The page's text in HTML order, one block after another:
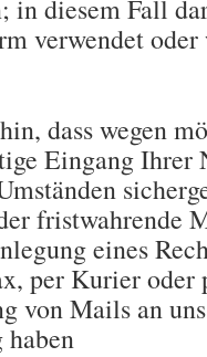
in diesem Fall
verwendet oder
dass wegen
Eingang Ihrer
fristwahrende
eines
per Kurier oder
von Mails an